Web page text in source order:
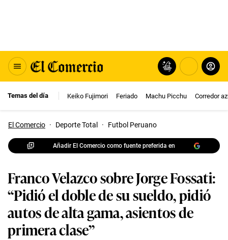
Temas del día Keiko Fujimori Feriado Machu Picchu Corredor
El Comercio · Deporte Total · Futbol Peruano
Añadir El Comercio como fuente preferida en
Franco Velazco sobre Jorge Fossati:
“Pidió el doble de su sueldo, pidió
autos de alta gama, asientos de
primera clase”